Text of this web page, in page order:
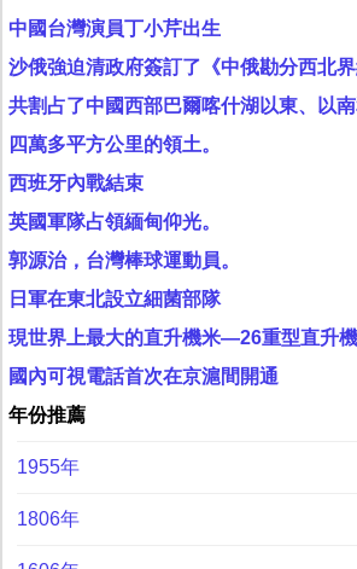
中國台灣演員丁小芹出生
沙俄強迫清政府簽訂了《中俄勘分西北
共割占了中國西部巴爾喀什湖以東、以
四萬多平方公里的領土。
西班牙內戰結束
英國軍隊占領緬甸仰光。
郭源治，台灣棒球運動員。
日軍在東北設立細菌部隊
現世界上最大的直升機米—26重型直升機
國內可視電話首次在京滬間開通
年份推薦
1955年
1806年